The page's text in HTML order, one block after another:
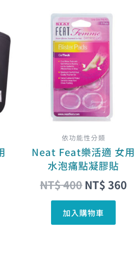
價
格：
NT$ 801。
依功能性分類
Neat Feat樂活適 女用
水泡痛點凝膠貼
NT$400
原
始
價
格：
NT$ 400。
NT$ 360
加入購物車